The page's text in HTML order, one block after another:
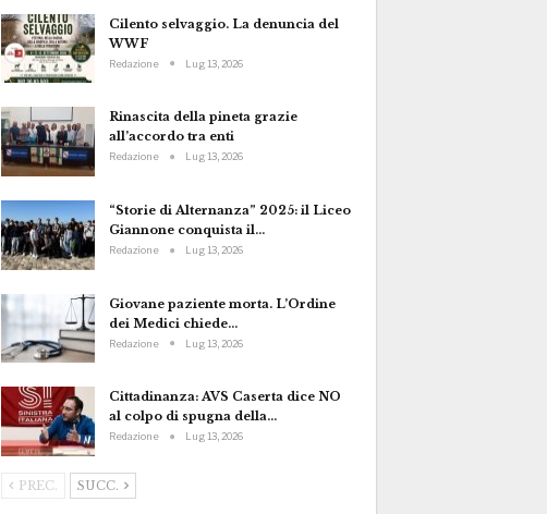
Cilento selvaggio. La denuncia del
WWF
Redazione Lug 13, 2026
Rinascita della pineta grazie
all’accordo tra enti
Redazione Lug 13, 2026
“Storie di Alternanza” 2025: il Liceo
Giannone conquista il…
Redazione Lug 13, 2026
Giovane paziente morta. L’Ordine
dei Medici chiede…
Redazione Lug 13, 2026
Cittadinanza: AVS Caserta dice NO
al colpo di spugna della…
Redazione Lug 13, 2026
PREC. SUCC.